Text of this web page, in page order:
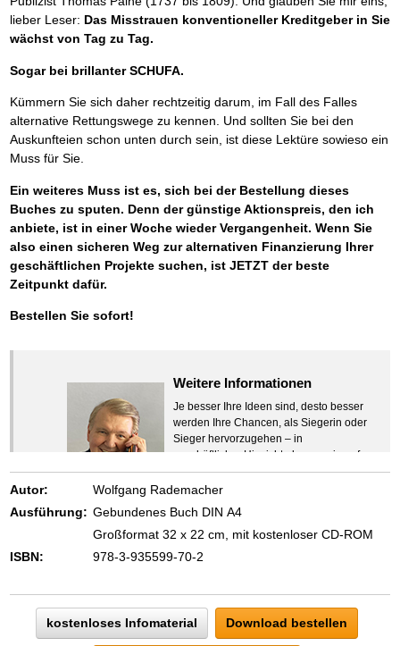
lieber Leser: Das Misstrauen konventioneller Kreditgeber in Sie
wächst von Tag zu Tag.
Sogar bei brillanter SCHUFA.
Kümmern Sie sich daher rechtzeitig darum, im Fall des Falles
alternative Rettungswege zu kennen. Und sollten Sie bei den
Auskunfteien schon unten durch sein, ist diese Lektüre sowieso ein
Muss für Sie.
Ein weiteres Muss ist es, sich bei der Bestellung dieses
Buches zu sputen. Denn der günstige Aktionspreis, den ich
anbiete, ist in einer Woche wieder Vergangenheit. Wenn Sie
also einen sicheren Weg zur alternativen Finanzierung Ihrer
geschäftlichen Projekte suchen, ist JETZT der beste
Zeitpunkt dafür.
Bestellen Sie sofort!
Weitere Informationen
Je besser Ihre Ideen sind, desto besser
werden Ihre Chancen, als Siegerin oder
Sieger hervorzugehen – in
geschäftlicher Hinsicht ebenso wie auf
beruflichem oder privatem Gebiet. Denn
eins ist todsicher:
Zeigen Sie mit der Maus hierhin, um
Autor:
Wolfgang Rademacher
Ausführung: Gebundenes Buch DIN A4
Großformat 32 x 22 cm, mit kostenloser CD-ROM
ISBN:
978-3-935599-70-2
kostenloses Infomaterial Download bestellen